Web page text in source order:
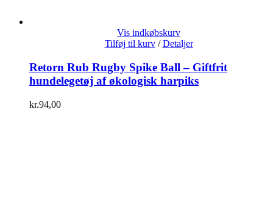
Vis indkøbskurv
Tilføj til kurv / Detaljer
Retorn Rub Rugby Spike Ball – Giftfrit
hundelegetøj af økologisk harpiks
kr.94,00